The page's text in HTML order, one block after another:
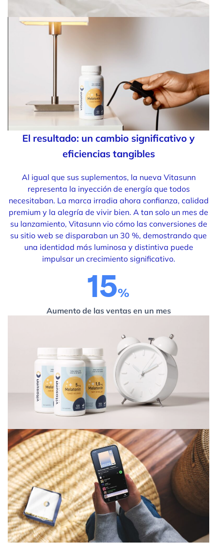
El resultado: un cambio significativo y
eficiencias tangibles
Al igual que sus suplementos, la nueva Vitasunn
representa la inyección de energía que todos
necesitaban. La marca irradia ahora confianza, calidad
premium y la alegría de vivir bien. A tan solo un mes de
su lanzamiento, Vitasunn vio cómo las conversiones de
su sitio web se disparaban un 30 %, demostrando que
una identidad más luminosa y distintiva puede
impulsar un crecimiento significativo.
21
Aumento de las ventas en un mes